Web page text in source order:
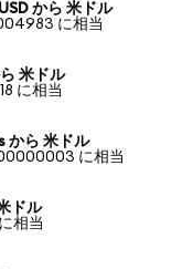
から 米ドル
に相当
米ドル
に相当
から 米ドル
に相当
ドル
相当